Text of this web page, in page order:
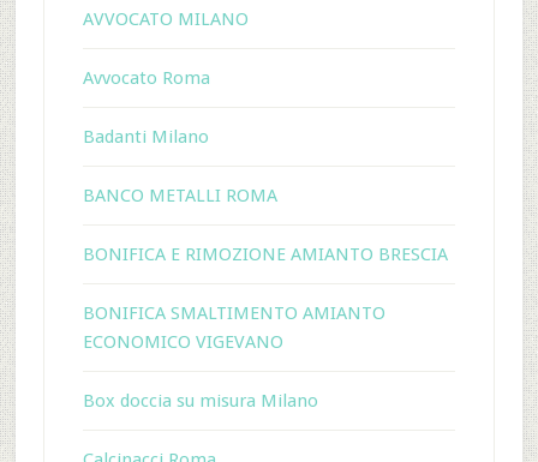
AVVOCATO MILANO
Avvocato Roma
Badanti Milano
BANCO METALLI ROMA
BONIFICA E RIMOZIONE AMIANTO BRESCIA
BONIFICA SMALTIMENTO AMIANTO
ECONOMICO VIGEVANO
Box doccia su misura Milano